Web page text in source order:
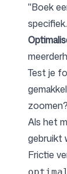
"Boek
specifiek.
Test je
Als het
gebruikt
Frictie